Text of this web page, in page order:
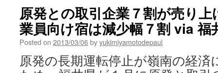
本
大
震
災:
原
発
「勝
原発との取引企業７割が売り
業員向け宿は減少幅７割 via 福
Posted on 2013/03/06byyukimiyamotodepaul
原発の長期運転停止が嶺南の経済